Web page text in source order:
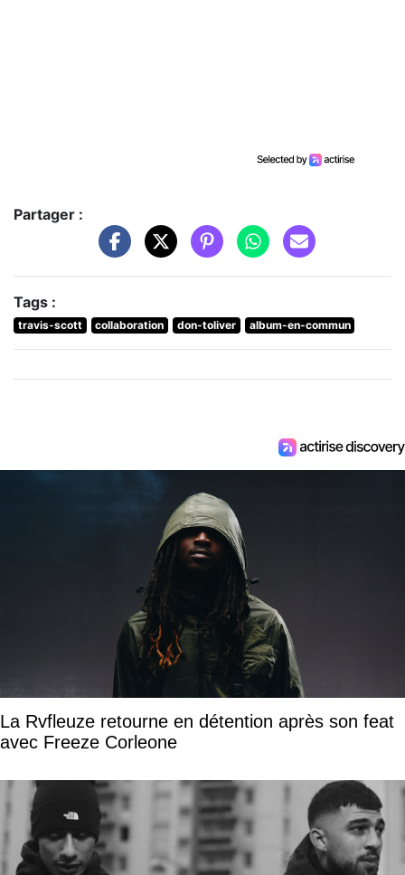
Partager :
Tags :
travis-scott collaboration don-toliver album-en-commun
La Rvfleuze retourne en détention après son feat
avec Freeze Corleone